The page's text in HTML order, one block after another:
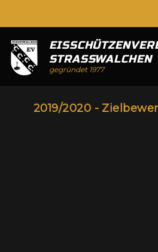
STRASSWALCHEN
gegründet 1977
2019/2020 -